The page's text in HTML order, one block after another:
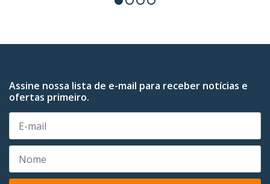
Assine nossa lista de e-mail para receber notícias e
ofertas primeiro.